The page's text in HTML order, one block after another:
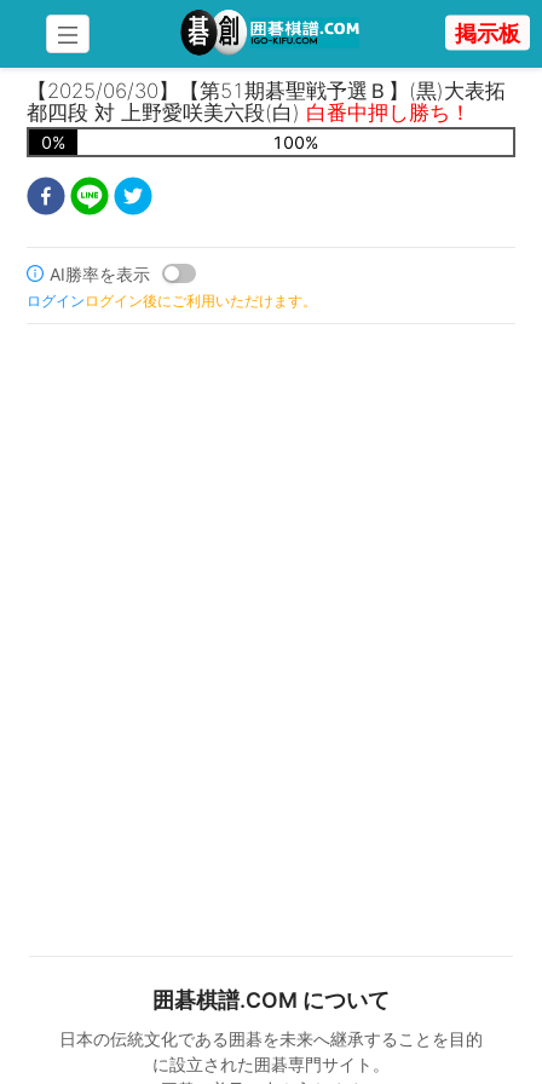
掲示板
【2025/06/30】【第51期碁聖戦予選Ｂ】(黒)大表拓
都四段 対 上野愛咲美六段(白) 白番中押し勝ち！
0% 100%
AI勝率を表示
ログイン ログイン後にご利用いただけます。
囲碁棋譜.COM について
日本の伝統文化である囲碁を未来へ継承することを目的
に設立された囲碁専門サイト。